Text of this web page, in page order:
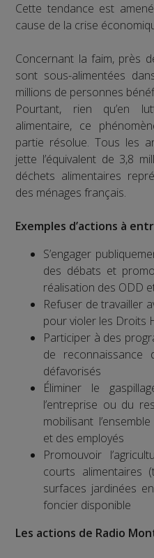
Cette tendance est
cause de la crise
Concernant la faim, près
sont sous-alimentées
millions de personnes
Pourtant, rien qu’en
alimentaire, ce
partie résolue. Tous les
jette l’équivalent de 3,8
déchets alimentaires
des ménages français.
Exemples d’actions à
S’engager
des débats et
réalisation des ODD
Refuser de travailler
pour violer les Droits
Participer à des
de reconnaissance
défavorisés
Éliminer le
l’entreprise ou du
mobilisant
et des employés
Promouvoir
courts alimentaires
surfaces jardinées
foncier disponible
Les actions de Radio